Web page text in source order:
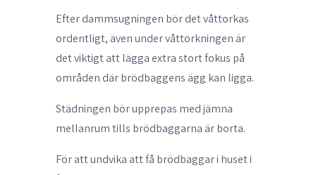
Efter dammsugningen bör det våttorkas
ordentligt, även under våttorkningen är
det viktigt att lägga extra stort fokus på
områden där brödbaggens ägg kan ligga.
Städningen bör upprepas med jämna
mellanrum tills brödbaggarna är borta.
För att undvika att få brödbaggar i huset i